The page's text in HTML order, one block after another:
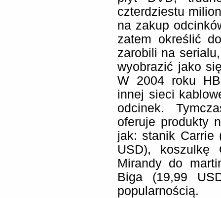
czterdziestu
na zakup
zatem określić
zarobili na
wyobrazić jako
W 2004 roku
innej sieci
odcinek.
oferuje produkty
jak: stanik Carrie
USD), koszulkę
Mirandy do
Biga (19,99
popularnością.